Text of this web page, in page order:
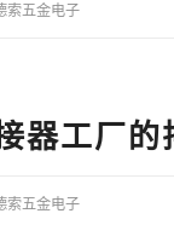
索五金电子
器工厂的
索五金电子